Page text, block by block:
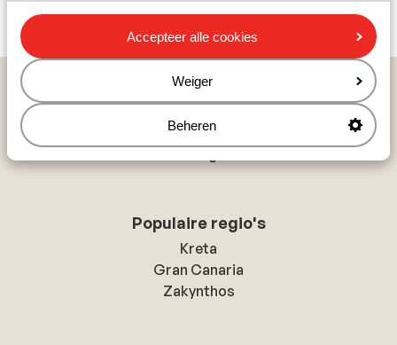
Accepteer alle cookies
Weiger
Beheren
Populaire landen
Griekenland
Populaire regio's
Kreta
Gran Canaria
Zakynthos